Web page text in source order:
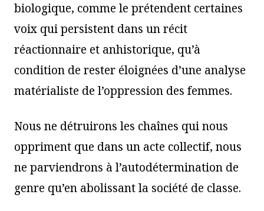
biologique, comme le prétendent certaines
voix qui persistent dans un récit
réactionnaire et anhistorique, qu’à
condition de rester éloignées d’une analyse
matérialiste de l’oppression des femmes.
Nous ne détruirons les chaînes qui nous
oppriment que dans un acte collectif, nous
ne parviendrons à l’autodétermination de
genre qu’en abolissant la société de classe.